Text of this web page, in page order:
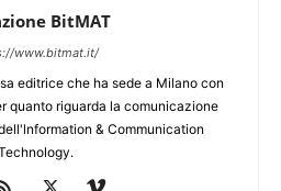
BitMAT
www.bitmat.it/
editrice che ha sede a Milano con
quanto riguarda la comunicazione
& Communication